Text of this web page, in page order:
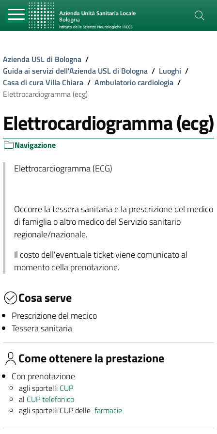
Azienda USL di Bologna /
Guida ai servizi dell'Azienda USL di Bologna / Luoghi /
Casa di cura Villa Chiara / Ambulatorio cardiologia /
Elettrocardiogramma (ecg)
Elettrocardiogramma (ecg)
Navigazione
Elettrocardiogramma (ECG)
Occorre la tessera sanitaria e la prescrizione del medico
di famiglia o altro medico del Servizio sanitario
regionale/nazionale.
Il costo dell'eventuale ticket viene comunicato al
momento della prenotazione.
Cosa serve
Prescrizione del medico
Tessera sanitaria
Come ottenere la prestazione
Con prenotazione
agli sportelli CUP
al CUP telefonico
agli sportelli CUP dellefarmacie